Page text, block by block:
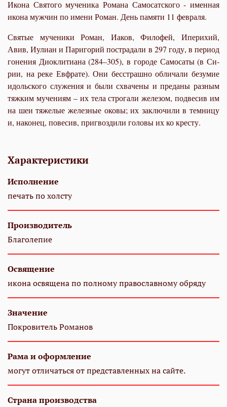
Икона Святого мученика Романа Самосатского - именная
икона мужчин по имени Роман. День памяти 11 февраля.
Свя­тые му­че­ни­ки Ро­ман, Иа­ков, Фило­фей, Ипе­ри­хий,
Авив, Иули­ан и Па­ри­го­рий по­стра­да­ли в 297 го­ду, в пе­ри­од
го­не­ния Дио­кли­ти­а­на (284–305), в го­ро­де Са­мо­са­ты (в Си­
рии, на ре­ке Ев­фра­те). Они бес­страш­но об­ли­ча­ли безу­мие
идоль­ско­го слу­же­ния и бы­ли схва­че­ны и пре­да­ны раз­ным
тяж­ким му­че­ни­ям – их те­ла стро­га­ли же­ле­зом, под­ве­сив им
на шеи тя­же­лые же­лез­ные око­вы; их за­клю­чи­ли в тем­ни­цу
и, на­ко­нец, по­ве­сив, при­гвоз­ди­ли го­ло­вы их ко кре­сту.
Характеристики
Исполнение
печать по холсту
Производитель
Благолепие
Освящение
икона освящена по полному православному обряду
Значение
Покровитель Романов
Рама и оформление
могут отличаться от представленных на сайте.
Страна производства